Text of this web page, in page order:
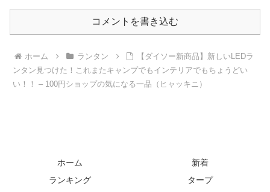
コメントを書き込む
ホーム ランタン
【ダイソー新商品】新しいLEDラ
ンタン見つけた！これまたキャンプでもインテリアでもちょうどい
い！！ – 100円ショップの気になる一品（ヒャッキニ）
ホーム
新着
ランキング
タープ